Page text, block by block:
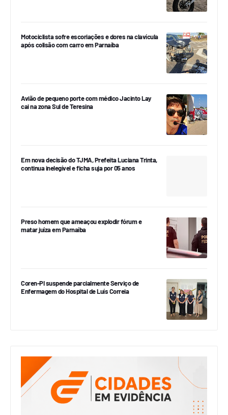
Motociclista sofre escoriações e dores na clavícula
após colisão com carro em Parnaíba
Avião de pequeno porte com médico Jacinto Lay
cai na zona Sul de Teresina
Em nova decisão do TJMA, Prefeita Luciana Trinta,
continua inelegível e ficha suja por 05 anos
Preso homem que ameaçou explodir fórum e
matar juíza em Parnaíba
Coren-PI suspende parcialmente Serviço de
Enfermagem do Hospital de Luís Correia